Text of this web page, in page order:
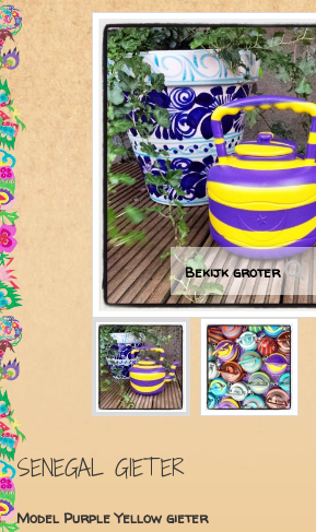
Bekijk groter
SENEGAL GIETER
Model Purple Yellow gieter